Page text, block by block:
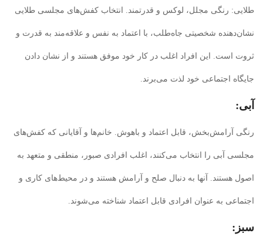
طلایی: رنگی مجلل، لوکس و قدرتمند. انتخاب کفش‌های مجلسی طلایی
نشان‌دهنده شخصیتی جاه‌طلب، با اعتماد به نفس و علاقه‌مند به قدرت و
ثروت است. این افراد اغلب در کار خود موفق هستند و از نشان دادن
جایگاه اجتماعی خود لذت می‌برند.
آبی:
رنگی آرامش‌بخش، قابل اعتماد و باهوش. خانم‌ها و آقایانی که کفش‌های
مجلسی آبی را انتخاب می‌کنند، اغلب افرادی صبور، منطقی و متعهد به
اصول هستند. آنها به دنبال صلح و آرامش هستند و در محیط‌های کاری و
اجتماعی به عنوان افرادی قابل اعتماد شناخته می‌شوند.
سبز: